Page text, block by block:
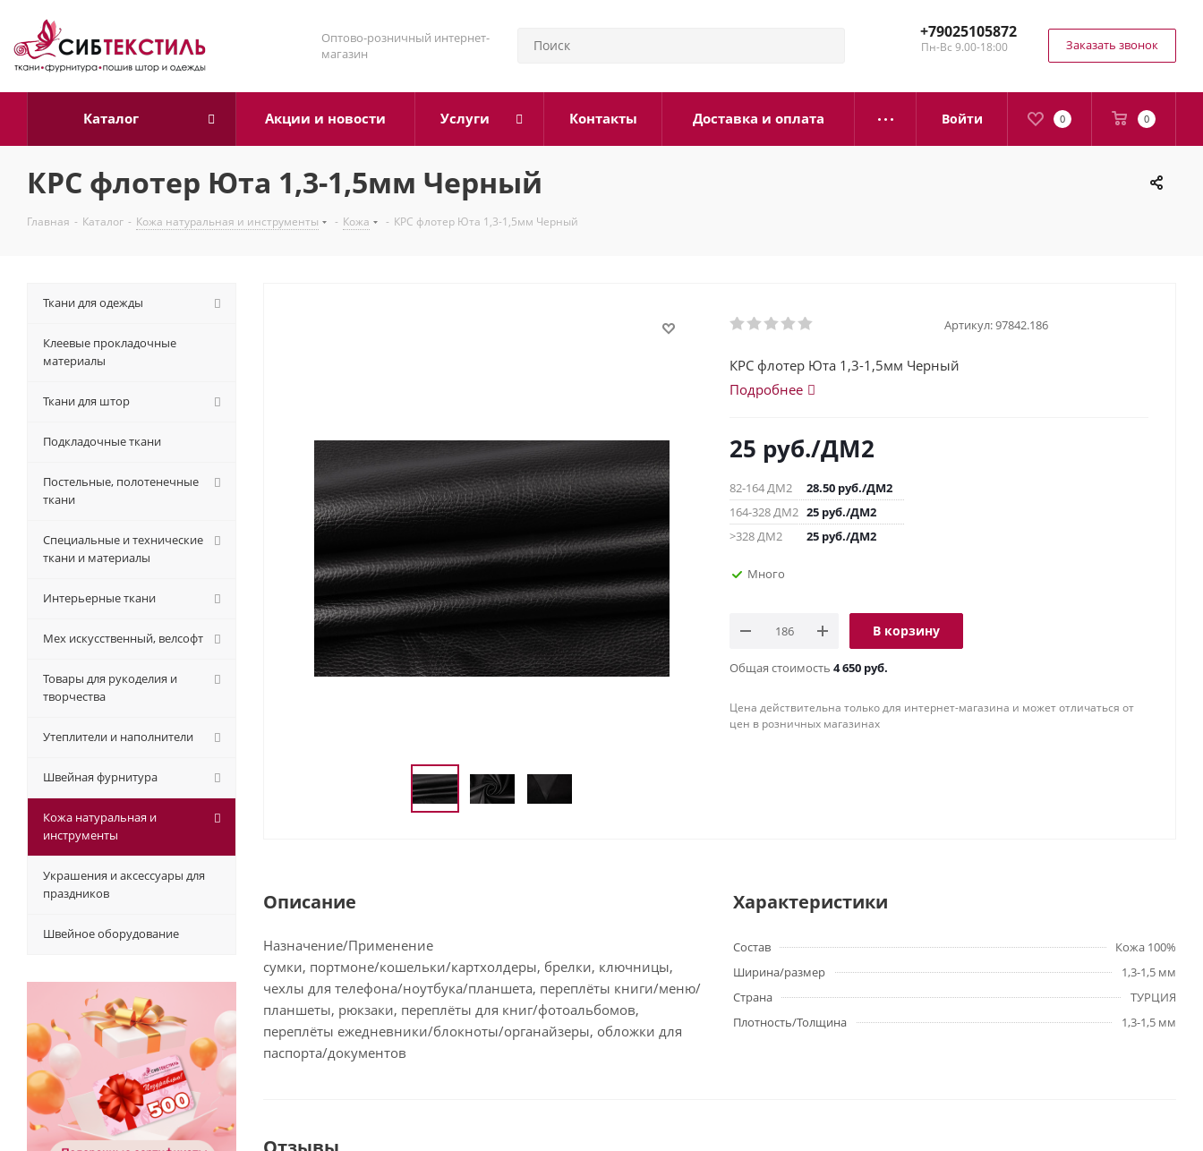
Оптово-розничный интернет-
магазин
+79025105872
Пн-Вс 9.00-18:00 Заказать звонок
0 0
Войти
Каталог Акции и новости Услуги Контакты Доставка и оплата
КРС флотер Юта 1,3-1,5мм Черный
Главная - Каталог - Кожа натуральная и инструменты - Кожа - КРС флотер Юта 1,3-1,5мм Черный
Артикул:97842.186
КРС флотер Юта 1,3-1,5мм Черный
Подробнее
25 руб./ДМ2
82-164 ДМ2 28.50 руб./ДМ2
164-328 ДМ2 25 руб./ДМ2
>328 ДМ2
25 руб./ДМ2
Много
В корзину
Общая стоимость 4 650 руб.
Цена действительна только для интернет-магазина и может отличаться от
цен в розничных магазинах
Описание
Назначение/Применение
сумки, портмоне/кошельки/картхолдеры, брелки, ключницы,
чехлы для телефона/ноутбука/планшета, переплёты книги/меню/
планшеты, рюкзаки, переплёты для книг/фотоальбомов,
переплёты ежедневники/блокноты/органайзеры, обложки для
паспорта/документов
Характеристики
Состав
Кожа 100%
Ширина/размер
1,3-1,5 мм
Страна
ТУРЦИЯ
Плотность/Толщина
1,3-1,5 мм
Ткани для одежды
Клеевые прокладочные
материалы
Ткани для штор
Подкладочные ткани
Постельные, полотенечные
ткани
Специальные и технические
ткани и материалы
Интерьерные ткани
Мех искусственный, велсофт
Товары для рукоделия и
творчества
Утеплители и наполнители
Швейная фурнитура
Кожа натуральная и
инструменты
Украшения и аксессуары для
праздников
Швейное оборудование